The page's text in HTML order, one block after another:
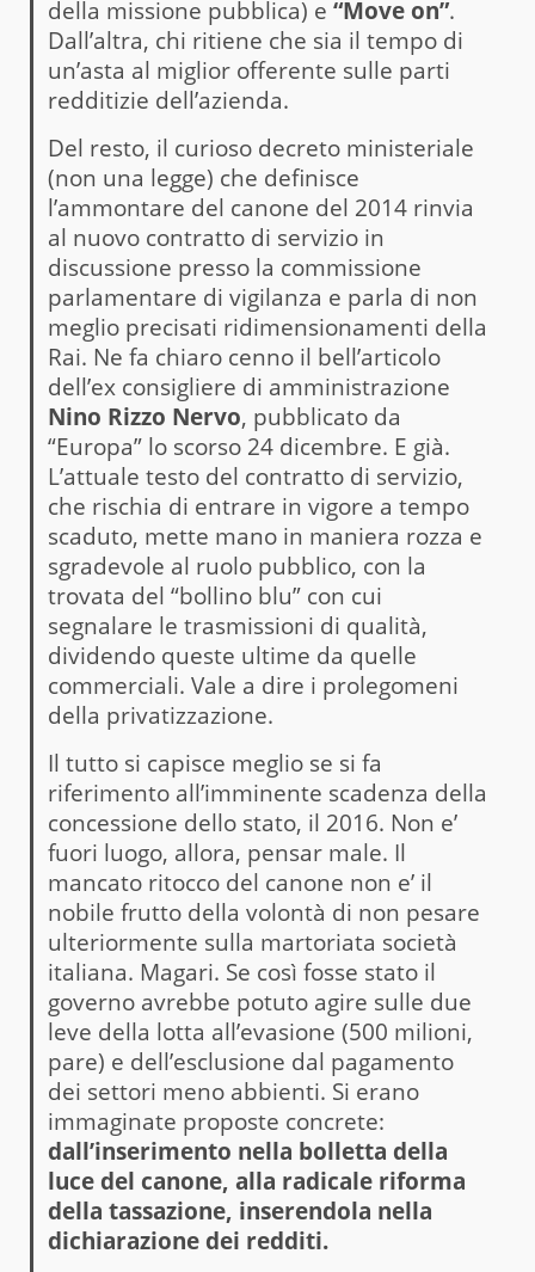
della missione pubblica) e “Move on”.
Dall’altra, chi ritiene che sia il tempo di
un’asta al miglior offerente sulle parti
redditizie dell’azienda.
Del resto, il curioso decreto ministeriale
(non una legge) che definisce
l’ammontare del canone del 2014 rinvia
al nuovo contratto di servizio in
discussione presso la commissione
parlamentare di vigilanza e parla di non
meglio precisati ridimensionamenti della
Rai. Ne fa chiaro cenno il bell’articolo
dell’ex consigliere di amministrazione
Nino Rizzo Nervo, pubblicato da
“Europa” lo scorso 24 dicembre. E già.
L’attuale testo del contratto di servizio,
che rischia di entrare in vigore a tempo
scaduto, mette mano in maniera rozza e
sgradevole al ruolo pubblico, con la
trovata del “bollino blu” con cui
segnalare le trasmissioni di qualità,
dividendo queste ultime da quelle
commerciali. Vale a dire i prolegomeni
della privatizzazione.
Il tutto si capisce meglio se si fa
riferimento all’imminente scadenza della
concessione dello stato, il 2016. Non e’
fuori luogo, allora, pensar male. Il
mancato ritocco del canone non e’ il
nobile frutto della volontà di non pesare
ulteriormente sulla martoriata società
italiana. Magari. Se così fosse stato il
governo avrebbe potuto agire sulle due
leve della lotta all’evasione (500 milioni,
pare) e dell’esclusione dal pagamento
dei settori meno abbienti. Si erano
immaginate proposte concrete:
dall’inserimento nella bolletta della
luce del canone, alla radicale riforma
della tassazione, inserendola nella
dichiarazione dei redditi.